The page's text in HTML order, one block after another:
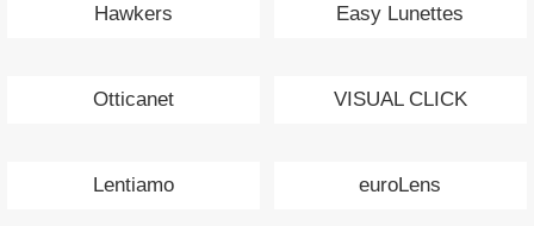
Hawkers Easy Lunettes
Otticanet VISUAL CLICK
Lentiamo euroLens